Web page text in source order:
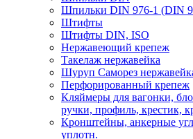
Шпильки DIN 976-1 (DIN
Штифты
Штифты DIN, ISO
Нержавеющий крепеж
Такелаж нержавейка
Шуруп Саморез
Перфорированный крепеж
Кляймеры для вагонки,
ручки, профиль, крестик,
Кронштейны, анкерные
уплотн.